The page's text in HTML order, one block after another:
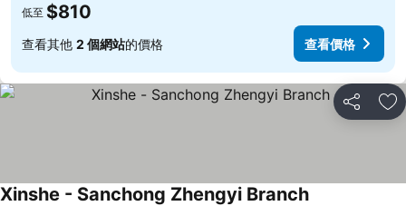
低至 $810
查看其他 2 個網站的價格 查看價格
分享 加
Xinshe - Sanchong Zhengyi Branch